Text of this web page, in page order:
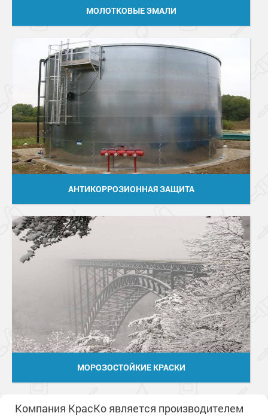
МОЛОТКОВЫЕ ЭМАЛИ
АНТИКОРРОЗИОННАЯ ЗАЩИТА
МОРОЗОСТОЙКИЕ КРАСКИ
Компания КрасКо является производителем